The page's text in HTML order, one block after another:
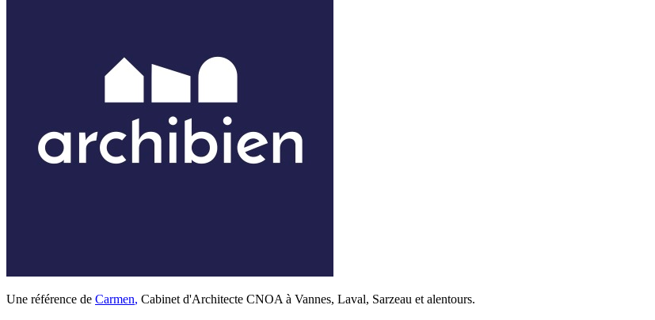
Une référence de Carmen, Cabinet d'Architecte CNOA à Vannes, Laval, Sarzeau et alentours.